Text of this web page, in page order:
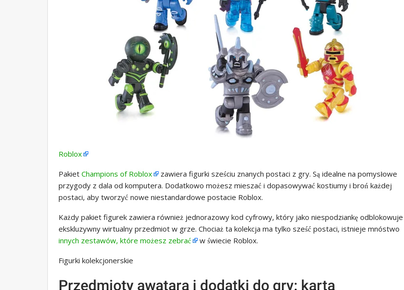
Roblox
Pakiet Champions of Roblox
zawiera figurki sześciu znanych postaci z gry. Są idealne na pomysłowe
przygody z dala od komputera. Dodatkowo możesz mieszać i dopasowywać kostiumy i broń każdej
postaci, aby tworzyć nowe niestandardowe postacie Roblox.
Każdy pakiet figurek zawiera również jednorazowy kod cyfrowy, który jako niespodziankę odblokowuje
ekskluzywny wirtualny przedmiot w grze. Chociaż ta kolekcja ma tylko sześć postaci, istnieje mnóstwo
innych zestawów, które możesz zebrać
w świecie Roblox.
Figurki kolekcjonerskie
Przedmioty awatara i dodatki do gry: karta